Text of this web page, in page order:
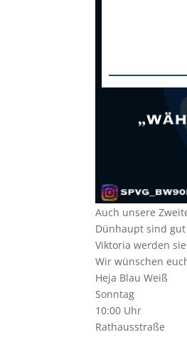
Auch unsere
Dünhaupt sind
Viktoria werden
Wir wünschen
Heja Blau Weiß
Sonntag
10:00 Uhr
Rathausstraße